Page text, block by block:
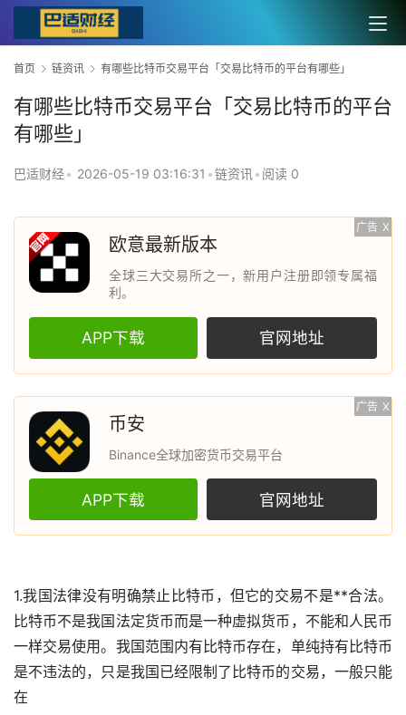
首页 链资讯 有哪些比特币交易平台「交易比特币的平台有哪些」
有哪些比特币交易平台「交易比特币的平台
有哪些」
巴适财经• 2026-05-19 03:16:31 •链资讯 • 阅读 0
广告 X
欧意最新版本
全球三大交易所之一，新用户注册即领专属福
利。
APP下载 官网地址
广告 X
币安
Binance全球加密货币交易平台
APP下载 官网地址
1.我国法律没有明确禁止 比特币 ，但它的交易不是**合法。
比特币不是我国法定货币而是一种虚拟货币 ，不能和人民币
一样交易使用。我国范围内有比特币存在，单纯持有比特币
是不违法的，只是我国已经限制了比特币的交易，一般只能
在